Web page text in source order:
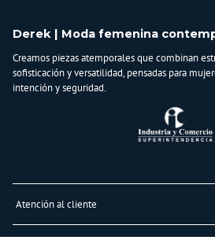
Composición:
3% ELASTOMERO
Derek | Moda femenina
Creamos piezas atemporales que combinan
sofisticación y versatilidad, pensadas para
intención y seguridad.
Atención al cliente